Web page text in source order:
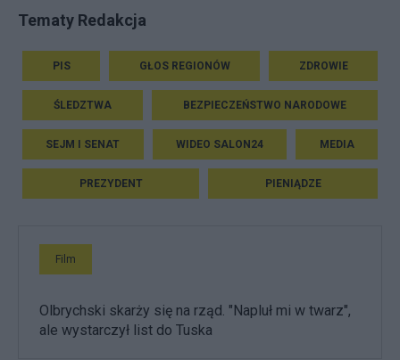
Tematy Redakcja
PIS GŁOS REGIONÓW ZDROWIE
ŚLEDZTWA BEZPIECZEŃSTWO NARODOWE
SEJM I SENAT WIDEO SALON24 MEDIA
PREZYDENT PIENIĄDZE
Film
Olbrychski skarży się na rząd. "Napluł mi w twarz",
ale wystarczył list do Tuska